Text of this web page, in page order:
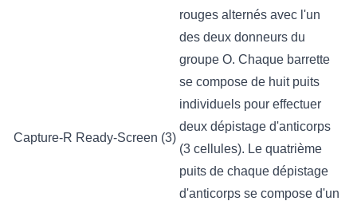
​Capture-R Ready-Screen (3)
rouges alternés avec l'un
des deux donneurs du
groupe O. Chaque barrette
se compose de huit puits
individuels pour effectuer
deux dépistage d'anticorps
(3 cellules). Le quatrième
puits de chaque dépistage
d'anticorps se compose d'un